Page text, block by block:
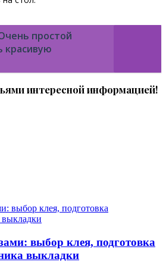
простой
красивую
интересной информацией!
выбор клея, подготовка
выкладки